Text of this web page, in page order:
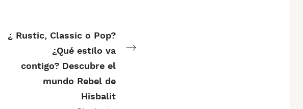
¿ Rustic, Classic o Pop?
¿Qué estilo va
contigo? Descubre el
mundo Rebel de
Hisbalit